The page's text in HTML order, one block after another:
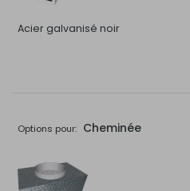
Acier galvanisé noir
Options pour: Cheminée